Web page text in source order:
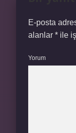
E-posta
alanlar * ile
Yorum